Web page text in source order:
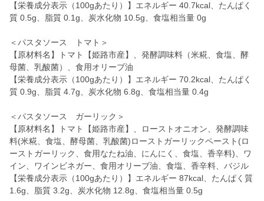
【栄養成分表示（100gあたり）】エネルギー 40.7kcal、たんぱく
質 0.5g、脂質 0.1g、炭水化物 10.5g、食塩相当量 0g
＜パスタソース トマト＞
【原材料名】トマト【姫路市産】、発酵調味料（米糀、食塩、酵
母菌、乳酸菌）、食用オリーブ油
【栄養成分表示（100gあたり）】エネルギー 70.2kcal、たんぱく
質 0.9g、脂質 4.7g、炭水化物 6.8g、食塩相当量 0.4g
＜パスタソース ガーリック＞
【原材料名】トマト【姫路市産】、ローストオニオン、発酵調味
料(米糀、食塩、酵母菌、乳酸菌)ローストガーリックペースト(ロ
ーストガーリック、食用なたね油、にんにく、食塩、香辛料)、ワ
イン、ワインビネガー、食用オリーブ油、食塩、香辛料、バジル
【栄養成分表示（100gあたり）】エネルギー 87kcal、たんぱく質
1.6g、脂質 3.2g、炭水化物 12.8g、食塩相当量 0.5g